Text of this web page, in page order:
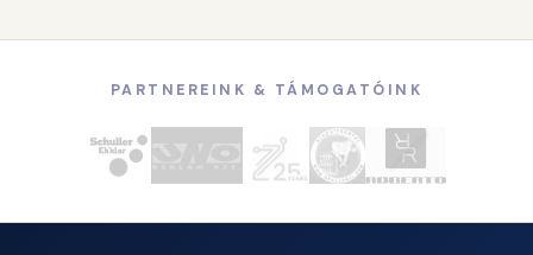
PARTNEREINK & TÁMOGATÓINK